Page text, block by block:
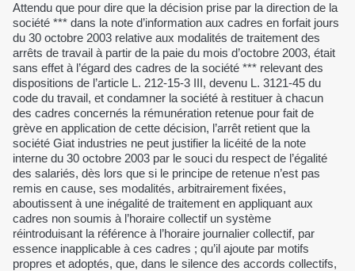
Attendu que pour dire que la décision prise par la direction de la
société *** dans la note d’information aux cadres en forfait jours
du 30 octobre 2003 relative aux modalités de traitement des
arrêts de travail à partir de la paie du mois d’octobre 2003, était
sans effet à l’égard des cadres de la société *** relevant des
dispositions de l’article L. 212-15-3 III, devenu L. 3121-45 du
code du travail, et condamner la société à restituer à chacun
des cadres concernés la rémunération retenue pour fait de
grève en application de cette décision, l’arrêt retient que la
société Giat industries ne peut justifier la licéité de la note
interne du 30 octobre 2003 par le souci du respect de l’égalité
des salariés, dès lors que si le principe de retenue n’est pas
remis en cause, ses modalités, arbitrairement fixées,
aboutissent à une inégalité de traitement en appliquant aux
cadres non soumis à l’horaire collectif un système
réintroduisant la référence à l’horaire journalier collectif, par
essence inapplicable à ces cadres ; qu’il ajoute par motifs
propres et adoptés, que, dans le silence des accords collectifs,